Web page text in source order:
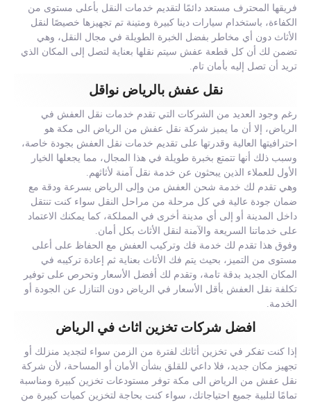
فريقها المحترف مستعد دائمًا لتقديم خدمات النقل بأعلى مستوى من
الكفاءة، باستخدام سيارات دينا كبيرة ومتينة تم تجهيزها خصيصًا لنقل
الأثاث دون أي مخاطر بفضل الخبرة الطويلة في مجال النقل، وهي
تضمن لك أن كل قطعة عفش سيتم نقلها بعناية لتصل إلى المكان الذي
تريد أن تصل إليه بأمان تام.
نقل عفش بالرياض نواقل
رغم وجود العديد من الشركات التي تقدم خدمات نقل العفش في
الرياض، إلا أن ما يميز شركة نقل عفش من الرياض الى مكة هو
احترافيتها العالية وقدرتها على تقديم خدمات نقل العفش بجودة خاصة،
وسبب ذلك أنها تتمتع بخبرة طويلة في هذا المجال، مما يجعلها الخيار
الأول للعملاء الذين يبحثون عن خدمة نقل آمنة لأثاثهم.
وهي تقدم لك خدمة شحن العفش من وإلى الرياض بسرعة ودقة مع
ضمان جودة عالية في كل مرحلة من مراحل النقل سواء كنت تنتقل
داخل المدينة أو إلى أي مدينة أخرى في المملكة، كما يمكنك الاعتماد
على خدماتنا السريعة والآمنة لنقل الأثاث بكل أمان.
وفوق هذا تقدم لك خدمة فك وتركيب العفش مع الحفاظ على أعلى
مستوى من التميز، بحيث يتم فك الأثاث بعناية ثم إعادة تركيبه في
المكان الجديد بدقة تامة، وتقدم لك أفضل الأسعار وتحرص على توفير
تكلفة نقل العفش بأقل الأسعار في الرياض دون التنازل عن الجودة أو
الخدمة.
افضل شركات تخزين اثاث في الرياض
إذا كنت تفكر في تخزين أثاثك لفترة من الزمن سواء لتجديد منزلك أو
تجهيز مكان جديد، فلا داعي للقلق بشأن الأمان أو المساحة، لأن شركة
نقل عفش من الرياض الى مكة توفر مستودعات تخزين كبيرة ومناسبة
تمامًا لتلبية جميع احتياجاتك، سواء كنت بحاجة لتخزين كميات كبيرة من